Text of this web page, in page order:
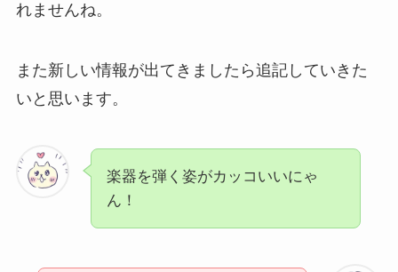
れませんね。
また新しい情報が出てきましたら追記していきた
いと思います。
楽器を弾く姿がカッコいいにゃ
ん！